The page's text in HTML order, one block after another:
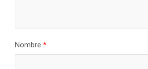
Nombre *